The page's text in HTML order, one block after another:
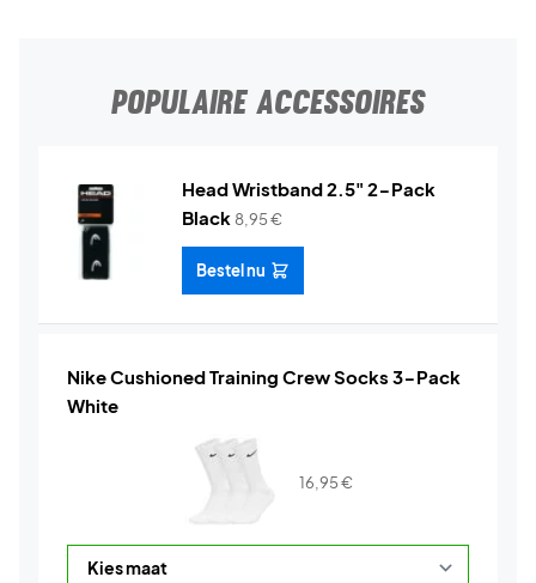
POPULAIRE ACCESSOIRES
Head Wristband 2.5" 2-Pack
Black 8,95€
Bestel nu
Nike Cushioned Training Crew Socks 3-Pack
White
16,95€